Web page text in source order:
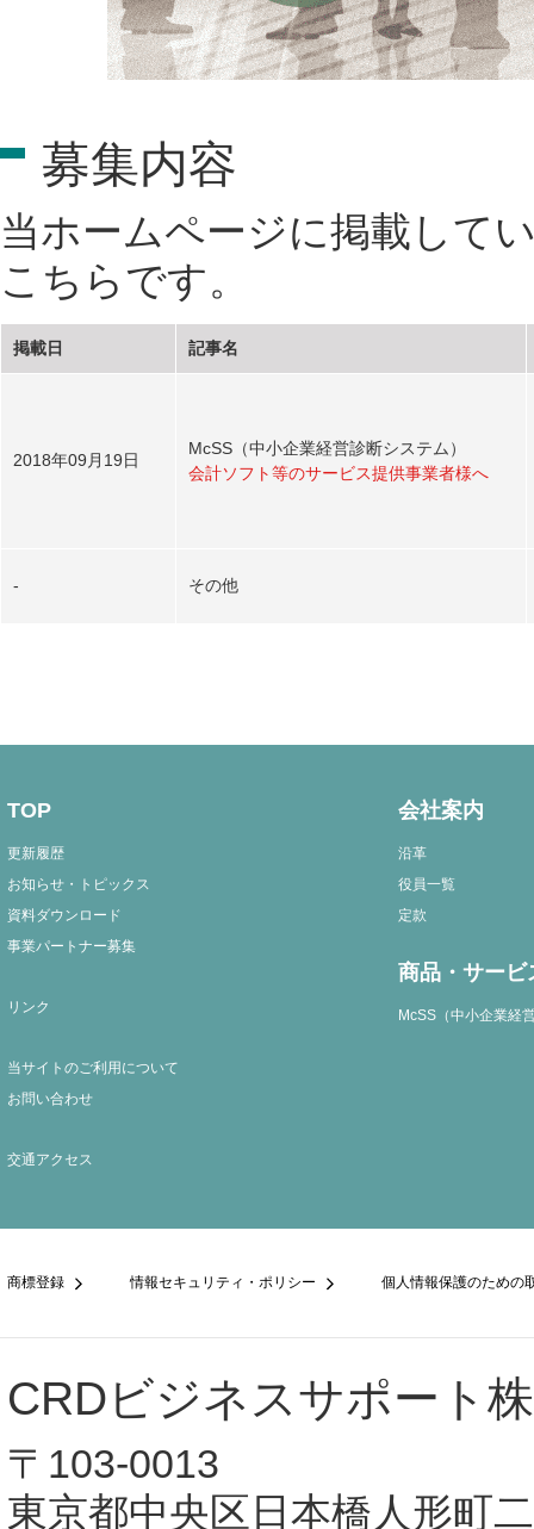
募集内容
当ホームページに掲載して
こちらです。
掲載日 記事名
2018年09月19日
McSS（中小企業経営診断システム）
会計ソフト等のサービス提供事業者様へ
- その他
TOP
更新履歴
お知らせ・トピックス
資料ダウンロード
事業パートナー募集
リンク
当サイトのご利用について
お問い合わせ
交通アクセス
会社案内
沿革
役員一覧
定款
商品・サービ
McSS（中小企業経
商標登録 情報セキュリティ・ポリシー 個人情報保護のための
CRDビジネスサポート
〒103-0013
東京都中央区日本橋人形町